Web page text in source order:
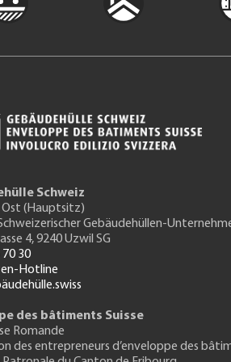
Schweiz
(Hauptsitz)
Gebäudehüllen-
4, 9240 Uzwil SG
70 30
Hotline
des bâtiments Suisse
Romande
des entrepreneurs d’enveloppe des